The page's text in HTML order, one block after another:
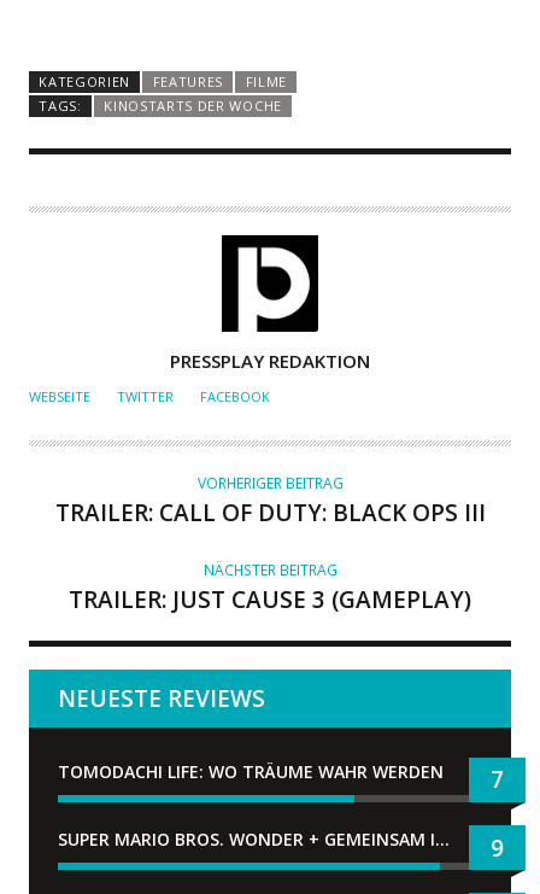
KATEGORIEN FEATURES
FILME
TAGS:
KINOSTARTS DER WOCHE
U
O
PRESSPLAY REDAKTION
WEBSEITE TWITTER FACEBOOK
VORHERIGER BEITRAG
TRAILER: CALL OF DUTY: BLACK OPS III
NÄCHSTER BEITRAG
TRAILER: JUST CAUSE 3 (GAMEPLAY)
NEUESTE REVIEWS
TOMODACHI LIFE: WO TRÄUME WAHR WERDEN 7
SUPER MARIO BROS. WONDER + GEMEINSAM IM BELLABEL-PARK 9